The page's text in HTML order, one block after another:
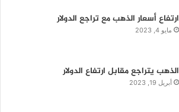
ارتفاع أسعار الذهب مع تراجع الدولار
مايو 4, 2023
الذهب يتراجع مقابل ارتفاع الدولار
أبريل 19, 2023